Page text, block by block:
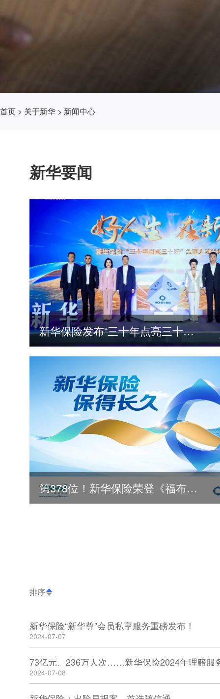
首页 > 关于新华 > 新闻中心
新华要闻
新华保险发布“三十年点亮三十城”全国人才计划
第378位！新华保险荣登《福布斯》全球500强
排序
新华保险“新华尊”会员私享服务重磅发布！
2024-07-07
73亿元、236万人次……新华保险2024年理赔服
2024-07-08